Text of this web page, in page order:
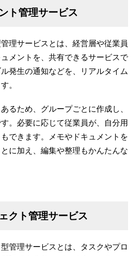
ト管理サービス
理サービスとは、経営層や従業員
メントを、共有できるサービスで
発生の通知などを、リアルタイム
。
るため、グループごとに作成し、
。必要に応じて従業員が、自分用
できます。メモやドキュメントを
に加え、編集や整理もかんたんな
クト管理サービス
管理サービスとは、タスクやプロ